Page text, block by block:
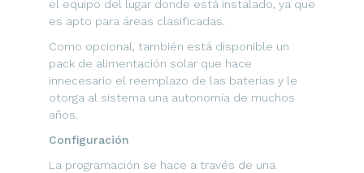
el equipo del lugar donde está instalado, ya que
es apto para áreas clasificadas.
Como opcional, también está disponible un
pack de alimentación solar que hace
innecesario el reemplazo de las baterías y le
otorga al sistema una autonomía de muchos
años.
Configuración
La programación se hace a través de una